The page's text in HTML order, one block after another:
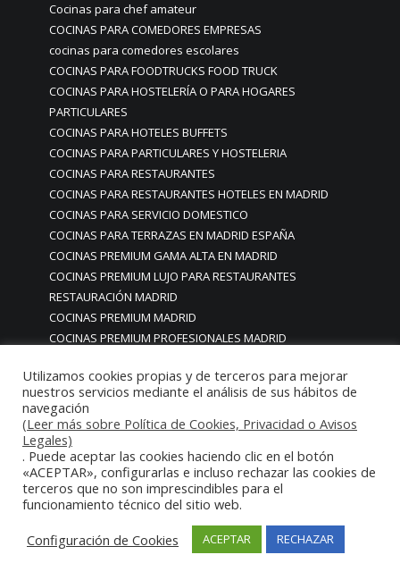
Cocinas para chef amateur
COCINAS PARA COMEDORES EMPRESAS
cocinas para comedores escolares
COCINAS PARA FOODTRUCKS FOOD TRUCK
COCINAS PARA HOSTELERÍA O PARA HOGARES
PARTICULARES
COCINAS PARA HOTELES BUFFETS
COCINAS PARA PARTICULARES Y HOSTELERIA
COCINAS PARA RESTAURANTES
COCINAS PARA RESTAURANTES HOTELES EN MADRID
COCINAS PARA SERVICIO DOMESTICO
COCINAS PARA TERRAZAS EN MADRID ESPAÑA
COCINAS PREMIUM GAMA ALTA EN MADRID
COCINAS PREMIUM LUJO PARA RESTAURANTES
RESTAURACIÓN MADRID
COCINAS PREMIUM MADRID
COCINAS PREMIUM PROFESIONALES MADRID
COCINAS PROFESIONALES • MOBILIARIO • ENCIMERAS •
REVESTIMIENTOS • ESTRUCTURAS • ELEMENTOS
DECORATIVOS ACERO INOXIDABLE
COCINAS PROFESIONALES A MEDIDA PERSONALIZADAS PARA
PARTICULARES
COCINAS PROFESIONALES ACERO INOXIDABLE
COCINAS PROFESIONALES HORECA
COCINAS PROFESIONALES HOSTELERÍA MADRID
Cocinas profesionales industriales monoblock a medida
Utilizamos cookies propias y de terceros para mejorar
nuestros servicios mediante el análisis de sus hábitos de
navegación
(Leer más sobre Política de Cookies, Privacidad o Avisos
Legales)
. Puede aceptar las cookies haciendo clic en el botón
«ACEPTAR», configurarlas e incluso rechazar las cookies de
terceros que no son imprescindibles para el
funcionamiento técnico del sitio web.
Configuración de Cookies
ACEPTAR RECHAZAR